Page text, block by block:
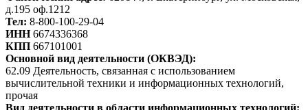
д.195 оф.1212
Тел: 8-800-100-29-04
ИНН6674336368
КПП 667101001
Основной вид деятельности (ОКВЭД):
62.09 Деятельность, связанная с использованием
вычислительной техники и информационных технологий,
прочая
Вид деятельности в области информационных технологий: